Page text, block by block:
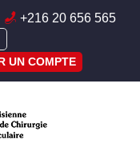
+216 20 656 565
UN COMPTE